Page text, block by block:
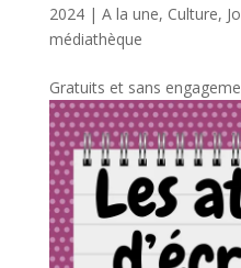
2024| A la une, Culture,
médiathèque
Gratuits et sans